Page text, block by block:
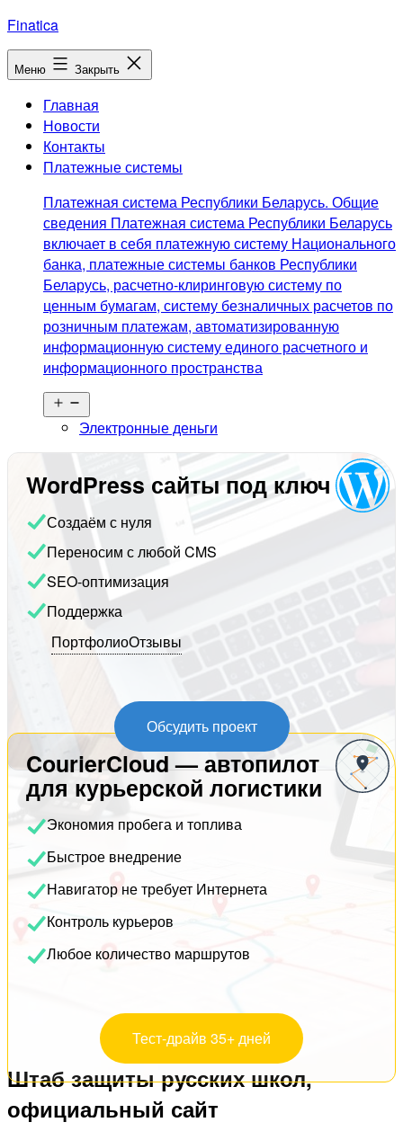
Перейти
к
содержимому
Finatica
Меню Закрыть
Главная
Новости
Контакты
Платежные системы
Платежная система Республики Беларусь. Общие
сведения Платежная система Республики Беларусь
включает в себя платежную систему Национального
банка, платежные системы банков Республики
Беларусь, расчетно-клиринговую систему по
ценным бумагам, систему безналичных расчетов по
розничным платежам, автоматизированную
информационную систему единого расчетного и
информационного пространства
меню
Электронные деньги
WordPress сайты под ключ
Создаём с нуля
Переносим с любой CMS
SEO-оптимизация
Поддержка
ПортфолиоОтзывы
Обсудить проект
CourierCloud — автопилот
для курьерской логистики
Экономия пробега и топлива
Быстрое внедрение
Навигатор не требует Интернета
Контроль курьеров
Любое количество маршрутов
Тест-драйв 35+ дней
Штаб защиты русских школ,
официальный сайт